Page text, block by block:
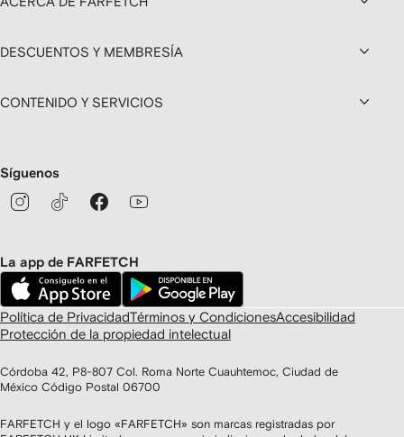
DESCUENTOS Y MEMBRESÍA
CONTENIDO Y SERVICIOS
Síguenos
La app de FARFETCH
Política de PrivacidadTérminos y CondicionesAccesibilidad
Protección de la propiedad intelectual
Córdoba 42, P8-807 Col. Roma Norte Cuauhtemoc, Ciudad de
México Código Postal 06700
FARFETCH y el logo «FARFETCH» son marcas registradas por